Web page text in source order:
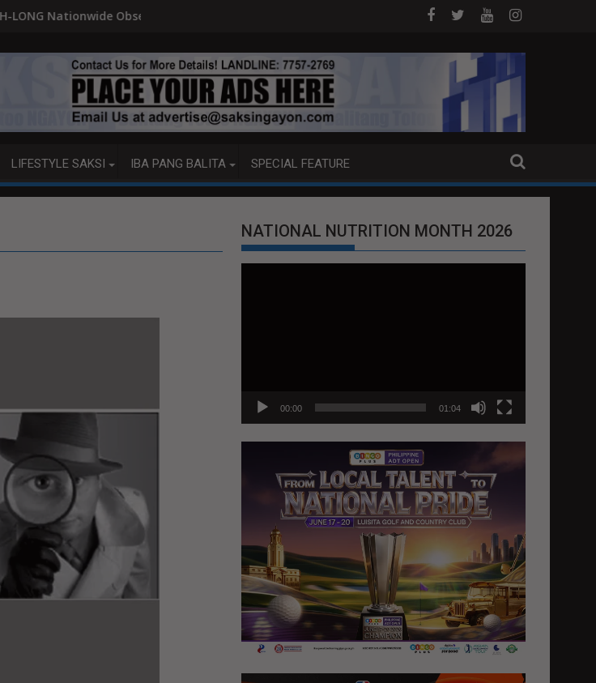
of the 2026 International Day of the World's Indigenous Peoples and National Indigenous
SEN. ROBIN PADILLA 'DI YATA NAIINTINDIHAN ANG MGA ISYUDisiplina sa koleksyon, tamang
LIFESTYLE SAKSI IBA PANG BALITA SPECIAL FEATURE
NATIONAL NUTRITION MONTH 2026
00:00 01:04